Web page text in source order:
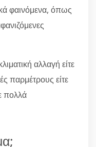
φαινόμενα, όπως
αλλαγή είτε
παρμέτρους είτε
πολλά